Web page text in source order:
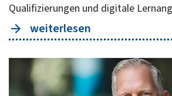
Qualifizierungen und digitale
weiterlesen